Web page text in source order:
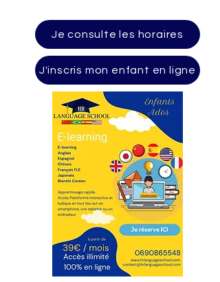
Je consulte les horaires
J'inscris mon enfant en ligne